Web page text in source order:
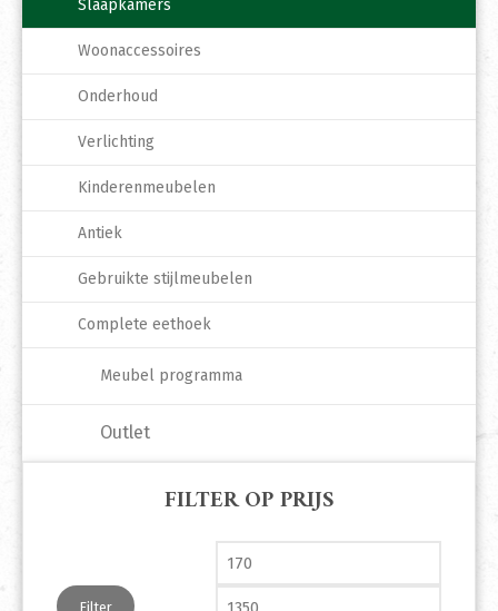
Slaapkamers
Woonaccessoires
Onderhoud
Verlichting
Kinderenmeubelen
Antiek
Gebruikte stijlmeubelen
Complete eethoek
Meubel programma
Outlet
FILTER OP PRIJS
Min. prijs
Filter